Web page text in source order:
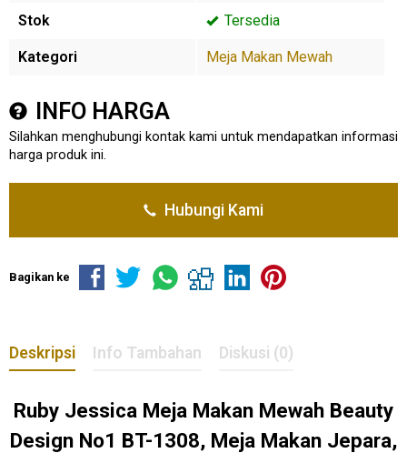
Stok Tersedia
Kategori Meja Makan Mewah
INFO HARGA
Silahkan menghubungi kontak kami untuk mendapatkan informasi
harga produk ini.
Hubungi Kami
Bagikan ke
Deskripsi Info Tambahan Diskusi (0)
Ruby Jessica Meja Makan Mewah Beauty
Design No1 BT-1308, Meja Makan Jepara,